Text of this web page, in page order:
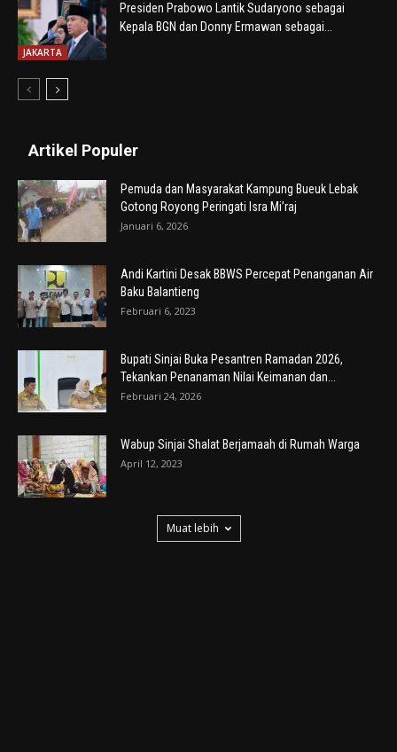
JAKARTA
Presiden Prabowo Lantik Sudaryono sebagai
Kepala BGN dan Donny Ermawan sebagai...
Artikel Populer
Pemuda dan Masyarakat Kampung Bueuk Lebak
Gotong Royong Peringati Isra Mi’raj
Januari 6, 2026
Andi Kartini Desak BBWS Percepat Penanganan Air
Baku Balantieng
Februari 6, 2023
Bupati Sinjai Buka Pesantren Ramadan 2026,
Tekankan Penanaman Nilai Keimanan dan...
Februari 24, 2026
Wabup Sinjai Shalat Berjamaah di Rumah Warga
April 12, 2023
Muat lebih